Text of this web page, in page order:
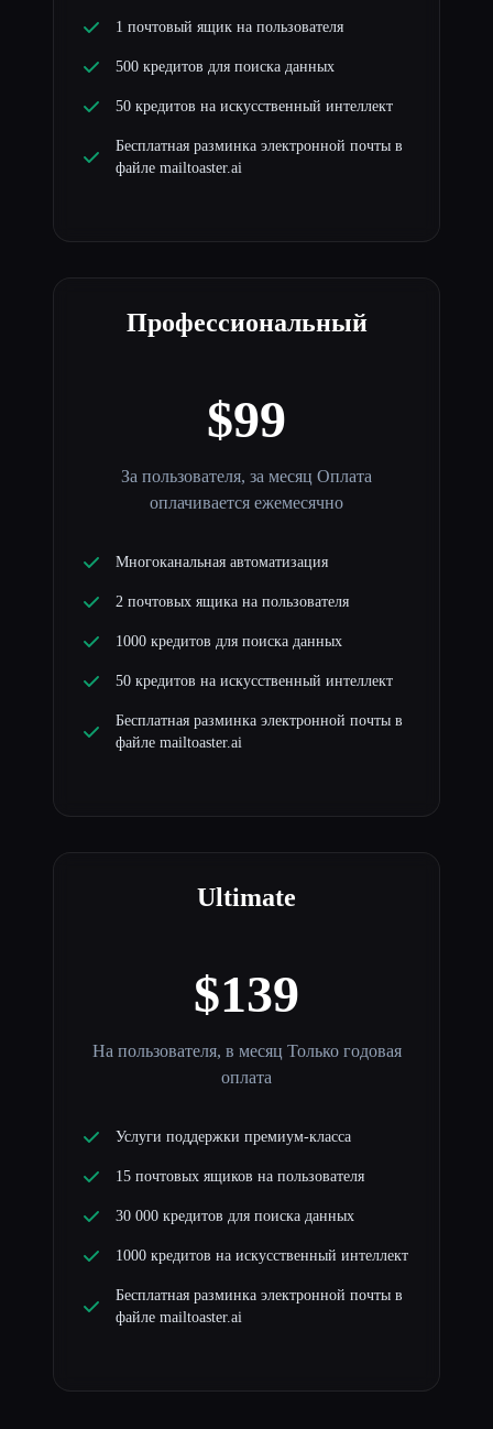
1 почтовый ящик на пользователя
500 кредитов для поиска данных
50 кредитов на искусственный интеллект
Бесплатная разминка электронной почты в
файле mailtoaster.ai
Профессиональный
$99
За пользователя, за месяц Оплата
оплачивается ежемесячно
Многоканальная автоматизация
2 почтовых ящика на пользователя
1000 кредитов для поиска данных
50 кредитов на искусственный интеллект
Бесплатная разминка электронной почты в
файле mailtoaster.ai
Ultimate
$139
На пользователя, в месяц Только годовая
оплата
Услуги поддержки премиум-класса
15 почтовых ящиков на пользователя
30 000 кредитов для поиска данных
1000 кредитов на искусственный интеллект
Бесплатная разминка электронной почты в
файле mailtoaster.ai